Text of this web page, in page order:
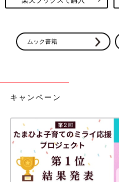
ムック書籍
キャンペーン